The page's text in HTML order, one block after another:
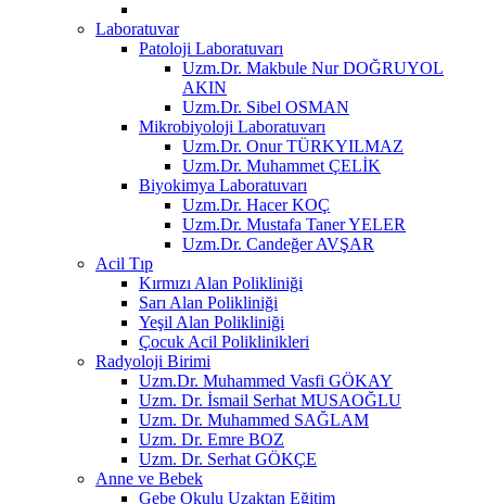
Laboratuvar
Patoloji Laboratuvarı
Uzm.Dr. Makbule Nur DOĞRUYOL
AKIN
Uzm.Dr. Sibel OSMAN
Mikrobiyoloji Laboratuvarı
Uzm.Dr. Onur TÜRKYILMAZ
Uzm.Dr. Muhammet ÇELİK
Biyokimya Laboratuvarı
Uzm.Dr. Hacer KOÇ
Uzm.Dr. Mustafa Taner YELER
Uzm.Dr. Candeğer AVŞAR
Acil Tıp
Kırmızı Alan Polikliniği
Sarı Alan Polikliniği
Yeşil Alan Polikliniği
Çocuk Acil Poliklinikleri
Radyoloji Birimi
Uzm.Dr. Muhammed Vasfi GÖKAY
Uzm. Dr. İsmail Serhat MUSAOĞLU
Uzm. Dr. Muhammed SAĞLAM
Uzm. Dr. Emre BOZ
Uzm. Dr. Serhat GÖKÇE
Anne ve Bebek
Gebe Okulu Uzaktan Eğitim